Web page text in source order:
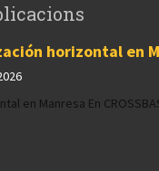
horizontal en
en Manresa En